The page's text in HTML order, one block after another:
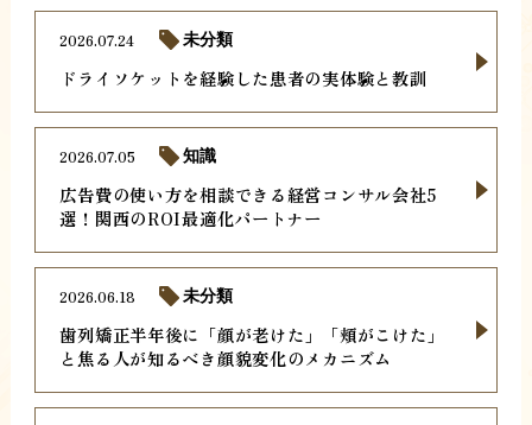
ドライソケットを経験した患者の実体験と教訓
2026.07.24 未分類
広告費の使い方を相談できる経営コンサル会社5
選！関西のROI最適化パートナー
2026.07.05 知識
歯列矯正半年後に「顔が老けた」「頬がこけた」
と焦る人が知るべき顔貌変化のメカニズム
2026.06.18 未分類